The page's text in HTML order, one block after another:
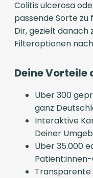
Colitis ulcerosa
passende Sorte
Dir, gezielt danach
Filteroptionen
Deine Vorteile
Über 300
ganz
Interaktive
Deiner
Über 35.000
Transparente